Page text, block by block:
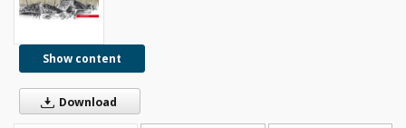
Show content
Download